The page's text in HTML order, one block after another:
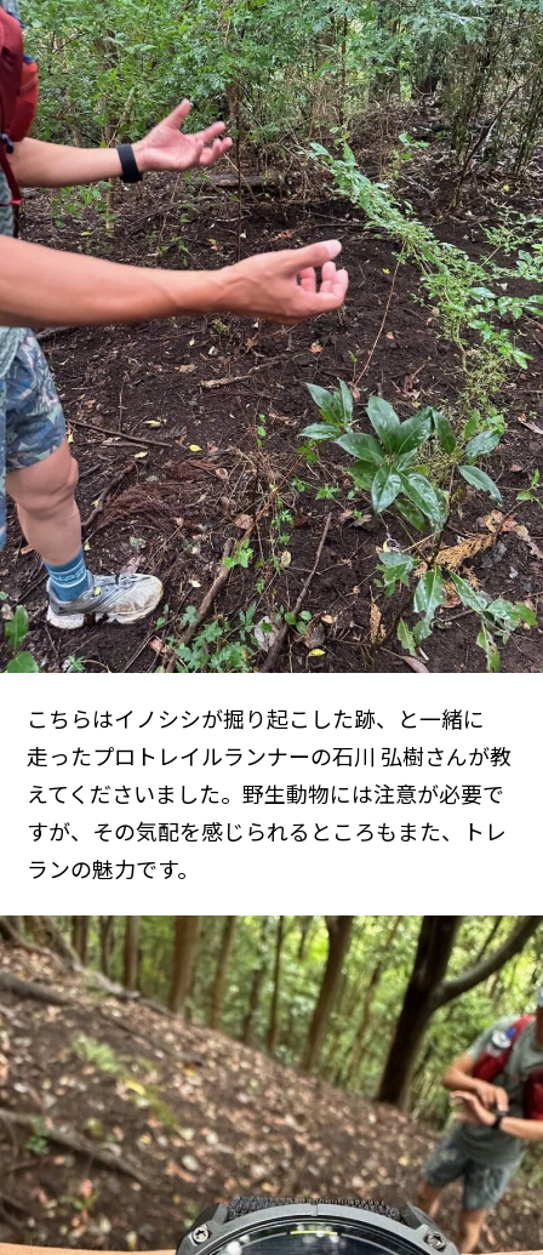
こちらはイノシシが掘り起こした跡、と一緒に
走ったプロトレイルランナーの石川 弘樹さんが教
えてくださいました。野生動物には注意が必要で
すが、その気配を感じられるところもまた、トレ
ランの魅力です。